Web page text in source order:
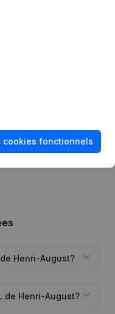
Coordination,
…) -
(Nouvelle
Ouverture
etc...)(NL)
Henri-August?
de Henri-August?
cookies fonctionnels